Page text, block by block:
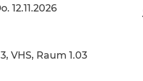
12.11.2026
VHS, Raum 1.03